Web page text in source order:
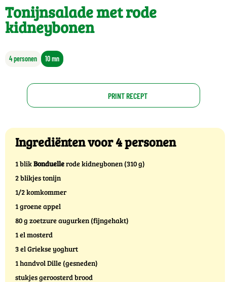
Tonijnsalade met rode
kidneybonen
4 personen 10 mn
PRINT RECEPT
Ingrediënten voor 4 personen
1 blikBonduellerode kidneybonen (310 g)
2 blikjes tonijn
1/2 komkommer
1 groene appel
80 g zoetzure augurken (fijngehakt)
1 el mosterd
3 el Griekse yoghurt
1 handvol Dille (gesneden)
stukjes geroosterd brood